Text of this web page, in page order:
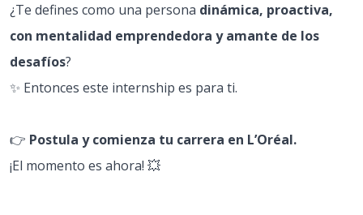
¿Te defines como una persona dinámica, proactiva,
con mentalidad emprendedora y amante de los
desafíos?
✨ Entonces este internship es para ti.
👉 Postula y comienza tu carrera en L’Oréal.
¡El momento es ahora! 💥